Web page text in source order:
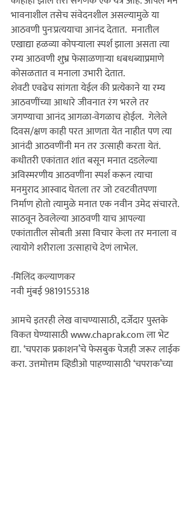
भावनाशील तसेच संवेदनशील असल्यामुळे या
आठवणी पुनःप्रत्ययाचा आनंद देतात.  मनातील
एखाद्या हळव्या कोपर्‍याला स्पर्श झाला असता त्या
रम्य आठवणी शुभ्र फेसाळणार्‍या धबधब्याप्रमाणे
कोसळतात व मनाला उभारी देतात.
शेवटी एवढेच सांगता येईल की प्रत्येकाने या रम्य
आठवणींच्या आधारे जीवनात रंग भरले तर
जगण्याचा आनंद आगळा-वेगळाच होईल.  गेलेले
दिवस/क्षण काही परत आणता येत नाहीत पण त्या
आनंदी आठवणींनी मन तर उत्साही करता येतं.
कधीतरी एकांतात शांत बसून मनात दडलेल्या
अविस्मरणीय आठवणींना स्पर्श करून त्याचा
मनमुराद आस्वाद घेतला तर जो टवटवीतपणा
निर्माण होतो त्यामुळे मनात एक नवीन उमेद संचारते.
साठवून ठेवलेल्या आठवणी याच आपल्या
एकांतातील सोबती असा विचार केला तर मनाला व
त्यायोगे शरीराला उत्साहाचे देणं लाभेल.
-मिलिंद कल्याणकर
आमचे इतरही लेख वाचण्यासाठी, दर्जेदार पुस्तके
विकत घेण्यासाठी www.chaprak.com ला भेट
द्या. ‘चपराक प्रकाशन’चे फेसबुक पेजही जरूर लाईक
करा. उत्तमोत्तम व्हिडीओ पाहण्यासाठी ‘चपराक’च्या